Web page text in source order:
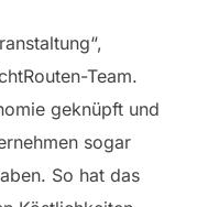
Team.
geknüpft und
sogar
So hat das